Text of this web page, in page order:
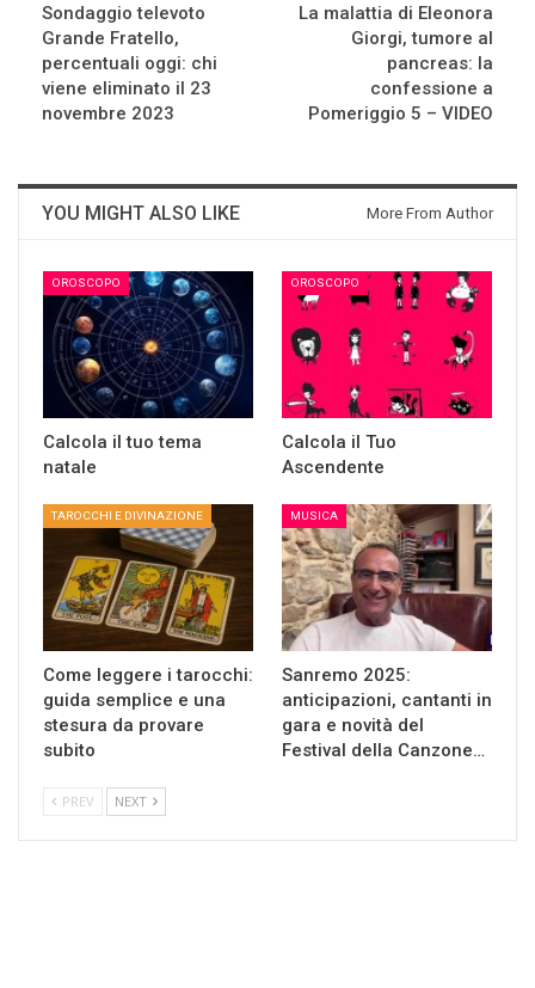
Sondaggio televoto
Grande Fratello,
percentuali oggi: chi
viene eliminato il 23
novembre 2023
La malattia di Eleonora
Giorgi, tumore al
pancreas: la
confessione a
Pomeriggio 5 – VIDEO
YOU MIGHT ALSO LIKE More From Author
OROSCOPO
Calcola il tuo tema
natale
OROSCOPO
Calcola il Tuo
Ascendente
TAROCCHI E DIVINAZIONE
Come leggere i tarocchi:
guida semplice e una
stesura da provare
subito
MUSICA
Sanremo 2025:
anticipazioni, cantanti in
gara e novità del
Festival della Canzone…
PREV NEXT